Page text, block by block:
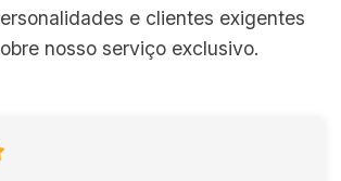
e clientes exigentes
nosso serviço exclusivo.